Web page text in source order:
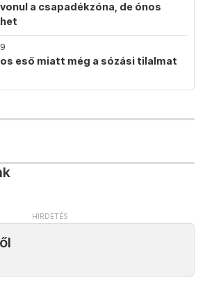
a csapadékzóna, de ónos
eső miatt még a sózási tilalmat